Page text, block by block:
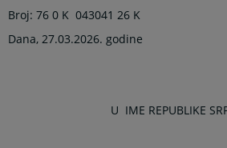
Broj: 76 0 K 043041 26 K
Dana, 27.03.2026. godine
U IME REPUBLIKE